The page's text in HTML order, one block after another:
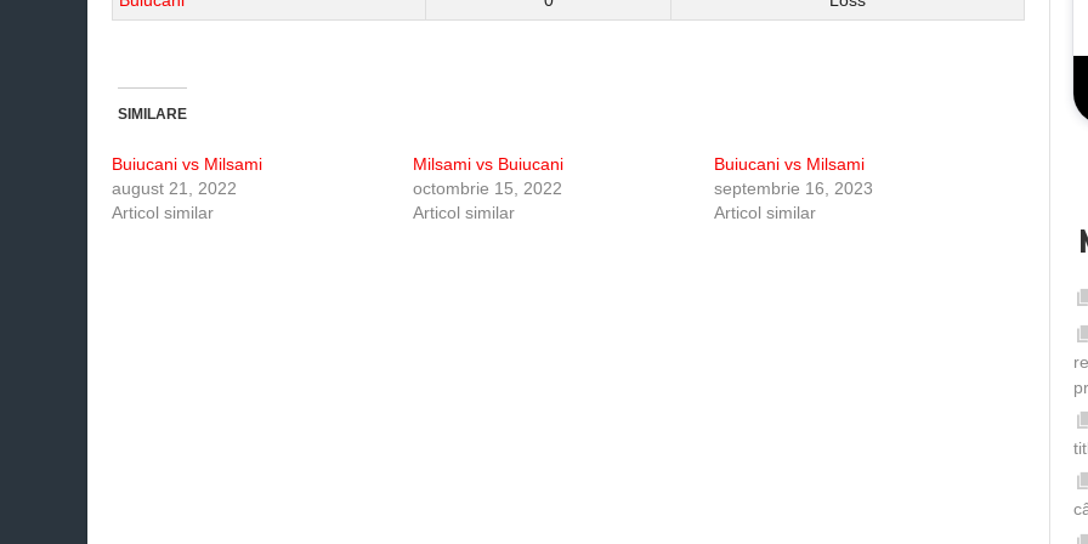
SIMILARE
Buiucani vs Milsami
august 21, 2022
Articol similar
Milsami vs Buiucani
octombrie 15, 2022
Articol similar
Buiucani vs Milsami
septembrie 16, 2023
Articol similar